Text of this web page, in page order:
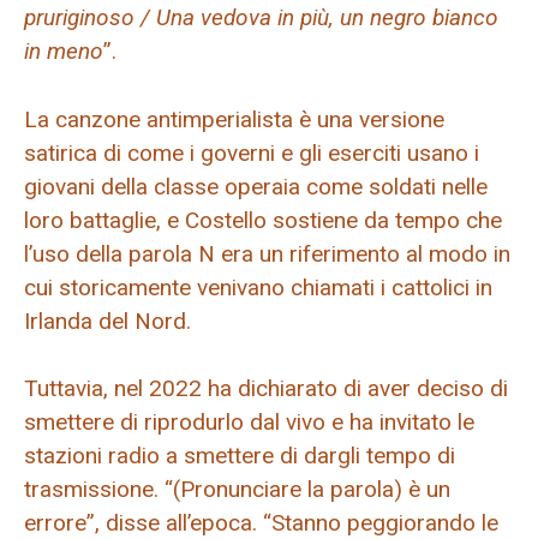
pruriginoso / Una vedova in più, un negro bianco
in meno”.
La canzone antimperialista è una versione
satirica di come i governi e gli eserciti usano i
giovani della classe operaia come soldati nelle
loro battaglie, e Costello sostiene da tempo che
l’uso della parola N era un riferimento al modo in
cui storicamente venivano chiamati i cattolici in
Irlanda del Nord.
Tuttavia, nel 2022 ha dichiarato di aver deciso di
smettere di riprodurlo dal vivo e ha invitato le
stazioni radio a smettere di dargli tempo di
trasmissione. “(Pronunciare la parola) è un
errore”, disse all’epoca. “Stanno peggiorando le